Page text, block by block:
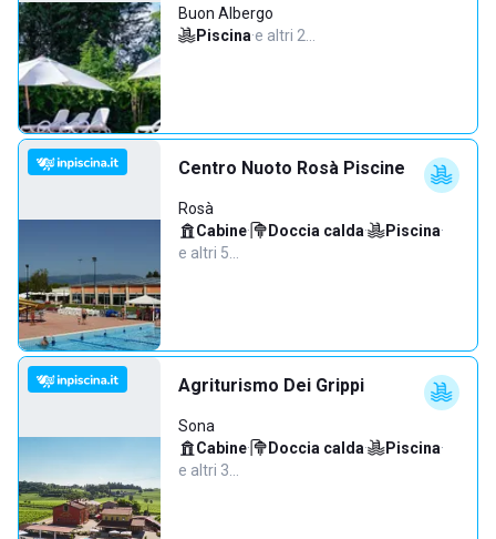
Buon Albergo
Piscina·e altri 2…
Centro Nuoto Rosà Piscine
Rosà
Cabine· Doccia calda· Piscina·
e altri 5…
Agriturismo Dei Grippi
Sona
Cabine· Doccia calda· Piscina·
e altri 3…